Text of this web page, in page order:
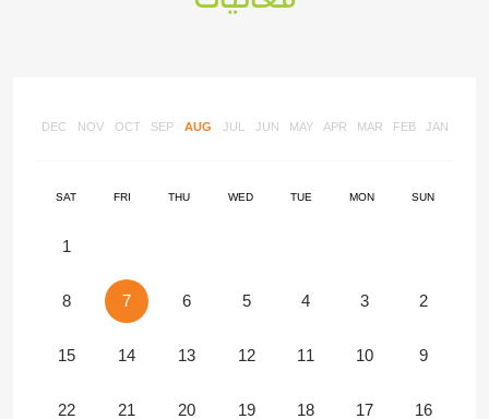
JAN
FEB
MAR
APR
MAY
JUN
JUL
AUG
SEP
OCT
NOV
DEC
SUN
MON
TUE
WED
THU
FRI
SAT
1
2
3
4
5
6
7
8
9
10
11
12
13
14
15
16
17
18
19
20
21
22